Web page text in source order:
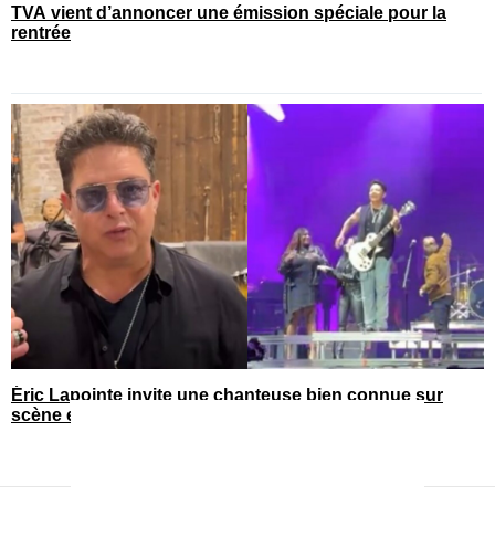
TVA vient d’annoncer une émission spéciale pour la
rentrée
Éric Lapointe invite une chanteuse bien connue sur
scène et les réactions sont nombreuses